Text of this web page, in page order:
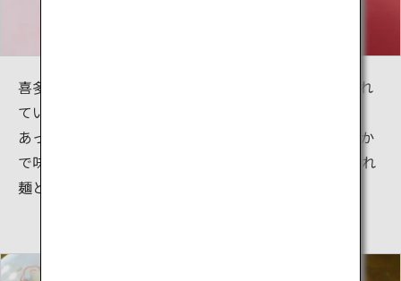
喜多方ラーメンは、日本三大ラーメンの一つとも言われ
ています。
あっさりとした醤油ベースのスープは素材の風味が豊か
で味わい深く、「平打ち熟成多加水麺」と呼ばれる縮れ
麺とよくマッチして正に絶品です。